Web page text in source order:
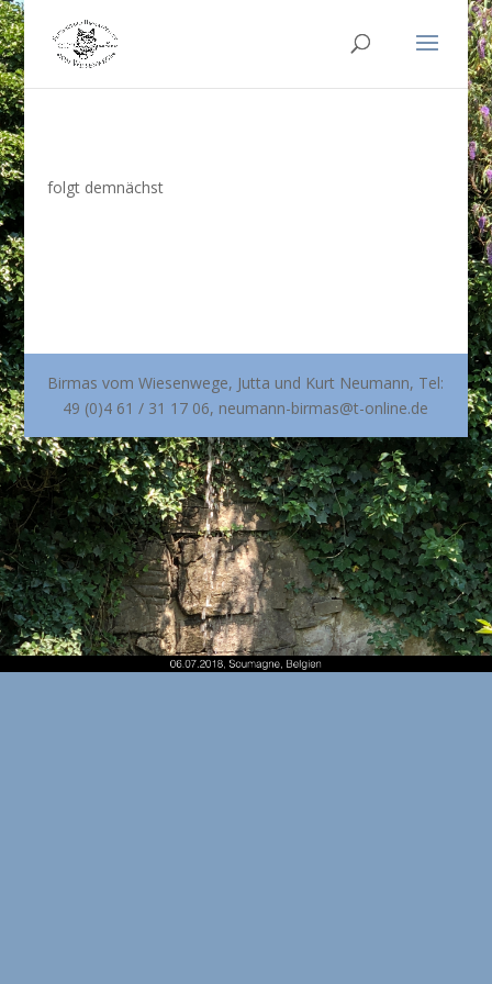
folgt demnächst
Birmas vom Wiesenwege, Jutta und Kurt Neumann, Tel:
49 (0)4 61 / 31 17 06, neumann-birmas@t-online.de